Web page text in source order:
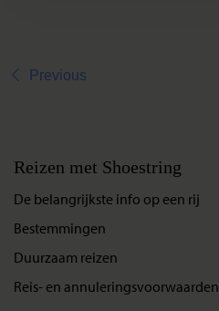
Previous
Reizen met Shoestring
De belangrijkste info op een rij
Bestemmingen
Duurzaam reizen
Reis- en annuleringsvoorwaarden